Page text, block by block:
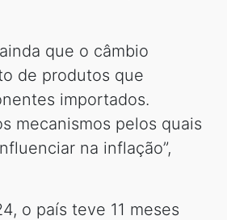
que o câmbio
de produtos que
importados.
mecanismos pelos quais
na inflação”,
o país teve 11 meses